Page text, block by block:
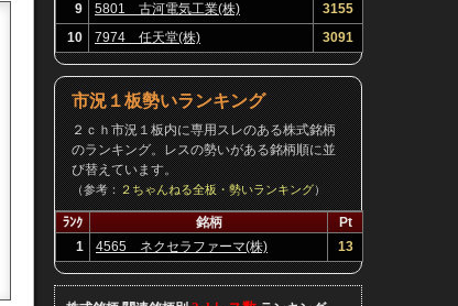
9
5801 古河電気工業(株)
3155
10
7974 任天堂(株) 3091
市況１板勢いランキング
２ｃｈ市況１板内に専用スレのある株式銘柄
のランキング。レスの勢いがある銘柄順に並
び替えています。
（参考：２ちゃんねる全板・勢いランキング）
ﾗﾝｸ 銘柄
Pt
1
4565 ネクセラファーマ(株) 13